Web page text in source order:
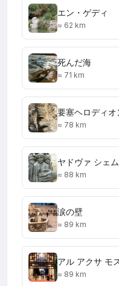
エン・ゲディ
≈ 62 km
死んだ海
≈ 71 km
要塞ヘロディオ
≈ 78 km
ヤドヴァ シェ
≈ 88 km
涙の壁
≈ 89 km
アル アクサ モ
≈ 89 km